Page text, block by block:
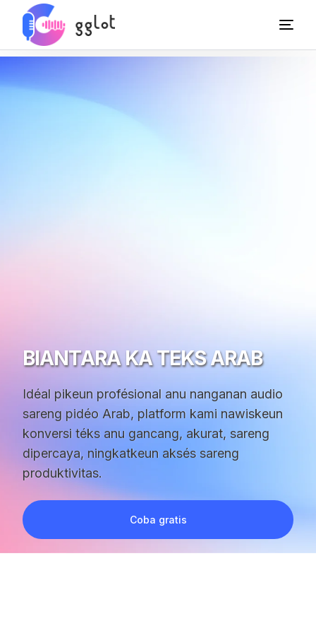
BIANTARA KA TEKS ARAB
Idéal pikeun profésional anu nanganan audio
sareng pidéo Arab, platform kami nawiskeun
konversi téks anu gancang, akurat, sareng
dipercaya, ningkatkeun aksés sareng
produktivitas.
Coba gratis